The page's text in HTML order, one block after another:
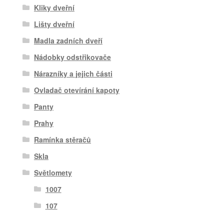
Kliky dveřní
Lišty dveřní
Madla zadních dveří
Nádobky odstřikovače
Nárazníky a jejich části
Ovladač otevírání kapoty
Panty
Prahy
Ramínka stěračů
Skla
Světlomety
1007
107